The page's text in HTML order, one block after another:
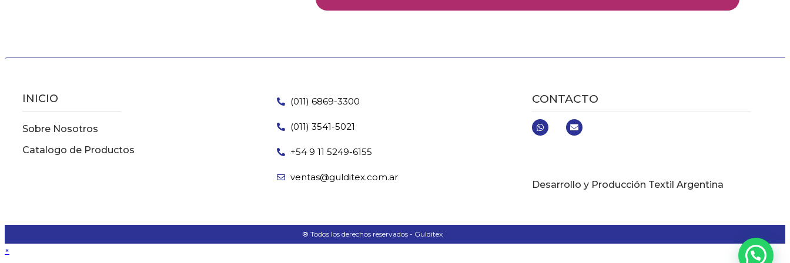
INICIO
Sobre Nosotros
Catalogo de Productos
(011) 6869-3300
(011) 3541-5021
+54 9 11 5249-6155
ventas@gulditex.com.ar
CONTACTO
Desarrollo y Producción Textil Argentina
® Todos los derechos reservados - Gulditex
×